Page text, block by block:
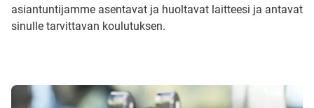
asiantuntijamme asentavat ja huoltavat laitteesi ja antavat
sinulle tarvittavan koulutuksen.